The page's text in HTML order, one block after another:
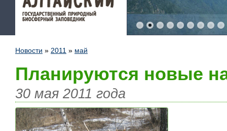
Новости » 2011 » май
Планируются новые
30 мая 2011 года